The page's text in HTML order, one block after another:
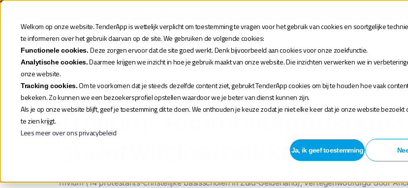
Welkom op onze website. TenderApp is wettelijk verplicht om toestemming te vragen voor het gebruik van cookies en soortgelijke
te informeren over het gebruik daarvan op de site. We gebruiken de volgende cookies:
Functionele cookies.Deze zorgen ervoor dat de site goed werkt. Denk bijvoorbeeld aan cookies voor onze zoekfunctie.
Analytische cookies.Daarmee krijgen we inzicht in hoe je gebruik maakt van onze website. Die inzichten verwerken we in
onze website.
Tracking cookies.Om te voorkomen dat je steeds dezelfde content ziet, gebruikt TenderApp cookies om bij te houden hoe vaak
bekeken. Zo kunnen we een bezoekersprofiel opstellen waardoor we je beter van dienst kunnen zijn.
Als je op onze website blijft, geef je toestemming dit te doen. We onthouden je keuze zodat je niet elke keer dat je onze website bezoekt
te zien krijgt.
Lees meer over ons privacybeleid
Ja, ik geef toestemming
| Meld je aan voor de release webinar van onze TenderApp Scale licentie op
Home »Aanbestedingen 2026»Trivium raamovereenkomst voor onderwijsleerpakketten
Trivium-
onderwijsleerpakketten
Trivium (14 protestants-christelijke basisscholen in Zuid‑Gelderland), vertegenwoordigd door